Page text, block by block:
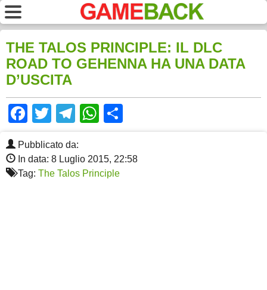
THE TALOS PRINCIPLE: IL DLC
ROAD TO GEHENNA HA UNA DATA
D’USCITA
Facebook
TwitterTelegram
WhatsApp
Pubblicato da:
In data: 8 Luglio 2015, 22:58
Tag: The Talos Principle